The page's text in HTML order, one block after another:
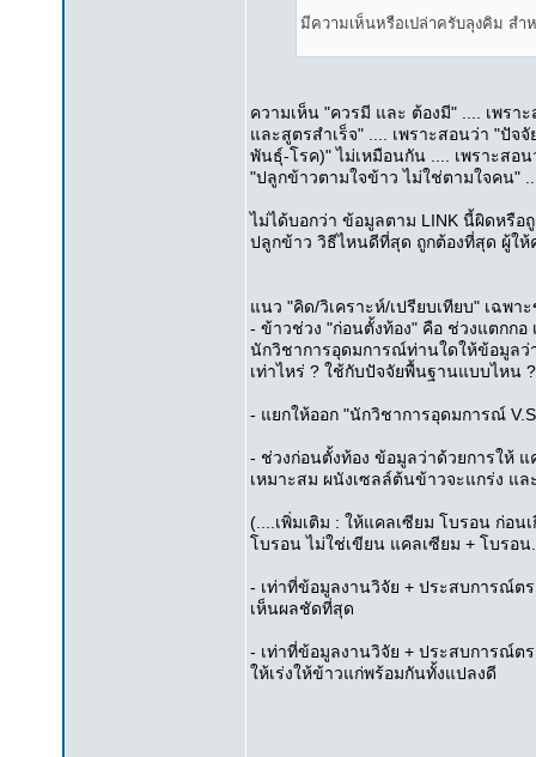
มีความเห็นหรือเปล่าครับลุงคิม สำ
ความเห็น "ควรมี และ ต้องมี" .... เพรา
และสูตรสำเร็จ" .... เพราะสอนว่า "ปั
พันธุ์-โรค)" ไม่เหมือนกัน .... เพราะสอ
"ปลูกข้าวตามใจข้าว ไม่ใช่ตามใจคน"
ไม่ได้บอกว่า ข้อมูลตาม LINK นี้ผิดหรือ
ปลูกข้าว วิธีไหนดีที่สุด ถูกต้องที่สุด ผู้ใ
แนว "คิด/วิเคราะห์/เปรียบเทียบ" เฉพา
- ข้าวช่วง "ก่อนตั้งท้อง" คือ ช่วงแตกกอ
นักวิชาการอุดมการณ์ท่านใดให้ข้อมูลว่
เท่าไหร่ ? ใช้กับปัจจัยพื้นฐานแบบไหน ?
- แยกให้ออก "นักวิชาการอุดมการณ์
- ช่วงก่อนตั้งท้อง ข้อมูลว่าด้วยการให้
เหมาะสม ผนังเซลล์ต้นข้าวจะแกร่ง แ
(....เพิ่มเติม : ให้แคลเซียม โบรอน ก่อน
โบรอน ไม่ใช่เขียน แคลเซียม + โบรอน
- เท่าที่ข้อมูลงานวิจัย + ประสบการณ์ต
เห็นผลชัดที่สุด
- เท่าที่ข้อมูลงานวิจัย + ประสบการณ์ต
ให้เร่งให้ข้าวแก่พร้อมกันทั้งแปลงดี